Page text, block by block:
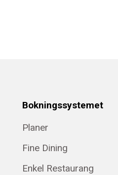
Bokningssystemet
Planer
Fine Dining
Enkel Restaurang